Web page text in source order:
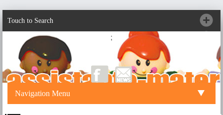
Touch to Search
;
Navigation Menu